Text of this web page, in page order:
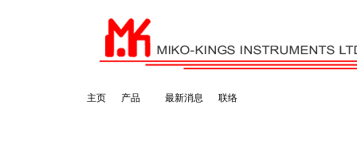
主页 产品 最新消息 联络